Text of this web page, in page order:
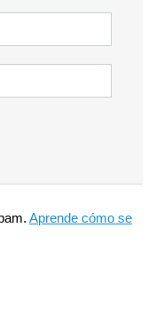
Aprende cómo se